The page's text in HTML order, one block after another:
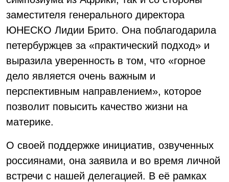
заместителя генерального директора
ЮНЕСКО Лидии Брито. Она поблагодарила
петербуржцев за «практический подход» и
выразила уверенность в том, что «горное
дело является очень важным и
перспективным направлением», которое
позволит повысить качество жизни на
материке.
О своей поддержке инициатив, озвученных
россиянами, она заявила и во время личной
встречи с нашей делегацией. В её рамках